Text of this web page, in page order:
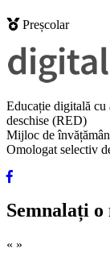
Preșcolar
Educație digitală cu
deschise (RED)
Mijloc de
Omologat selectiv
Semnalați o
« »